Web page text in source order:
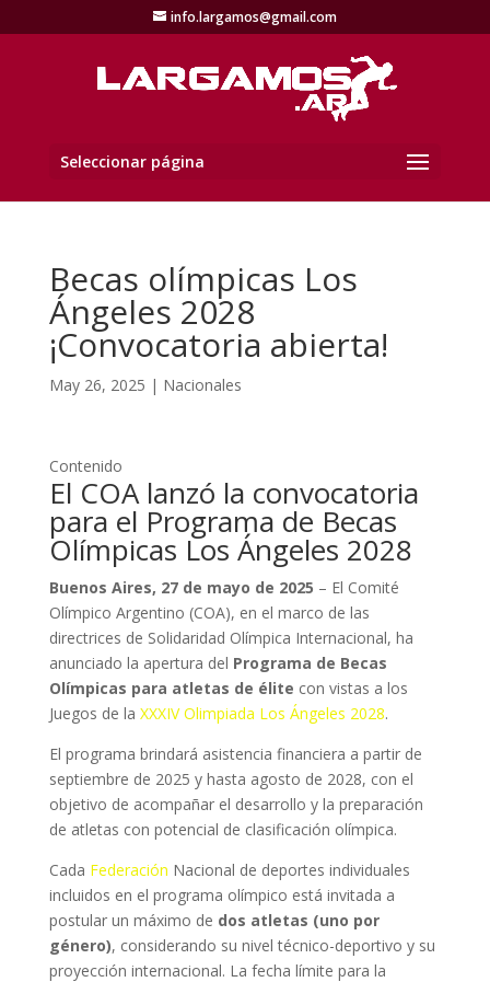
info.largamos@gmail.com
Seleccionar página
Becas olímpicas Los
Ángeles 2028
¡Convocatoria abierta!
May 26, 2025 | Nacionales
Contenido
El COA lanzó la convocatoria
para el Programa de Becas
Olímpicas Los Ángeles 2028
Buenos Aires, 27 de mayo de 2025 – El Comité
Olímpico Argentino (COA), en el marco de las
directrices de Solidaridad Olímpica Internacional, ha
anunciado la apertura del Programa de Becas
Olímpicas para atletas de élite con vistas a los
Juegos de la XXXIV Olimpiada Los Ángeles 2028.
El programa brindará asistencia financiera a partir de
septiembre de 2025 y hasta agosto de 2028, con el
objetivo de acompañar el desarrollo y la preparación
de atletas con potencial de clasificación olímpica.
Cada Federación Nacional de deportes individuales
incluidos en el programa olímpico está invitada a
postular un máximo de dos atletas (uno por
género), considerando su nivel técnico-deportivo y su
proyección internacional. La fecha límite para la